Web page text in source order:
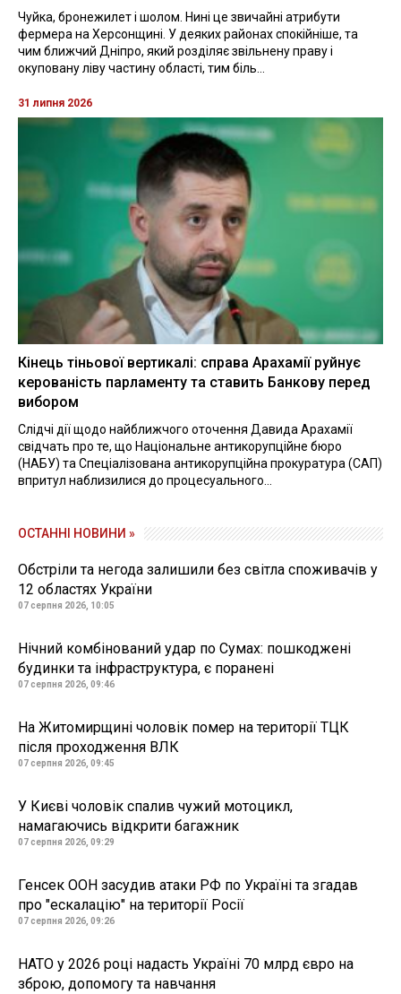
Чуйка, бронежилет і шолом. Нині це звичайні атрибути
фермера на Херсонщині. У деяких районах спокійніше, та
чим ближчий Дніпро, який розділяє звільнену праву і
окуповану ліву частину області, тим біль...
31 липня 2026
Кінець тіньової вертикалі: справа Арахамії руйнує
керованість парламенту та ставить Банкову перед
вибором
Слідчі дії щодо найближчого оточення Давида Арахамії
свідчать про те, що Національне антикорупційне бюро
(НАБУ) та Спеціалізована антикорупційна прокуратура (САП)
впритул наблизилися до процесуального...
ОСТАННІ НОВИНИ »
Обстріли та негода залишили без світла споживачів у
12 областях України
07 серпня 2026, 10:05
Нічний комбінований удар по Сумах: пошкоджені
будинки та інфраструктура, є поранені
07 серпня 2026, 09:46
На Житомирщині чоловік помер на території ТЦК
після проходження ВЛК
07 серпня 2026, 09:45
У Києві чоловік спалив чужий мотоцикл,
намагаючись відкрити багажник
07 серпня 2026, 09:29
Генсек ООН засудив атаки РФ по Україні та згадав
про "ескалацію" на території Росії
07 серпня 2026, 09:26
НАТО у 2026 році надасть Україні 70 млрд євро на
зброю, допомогу та навчання